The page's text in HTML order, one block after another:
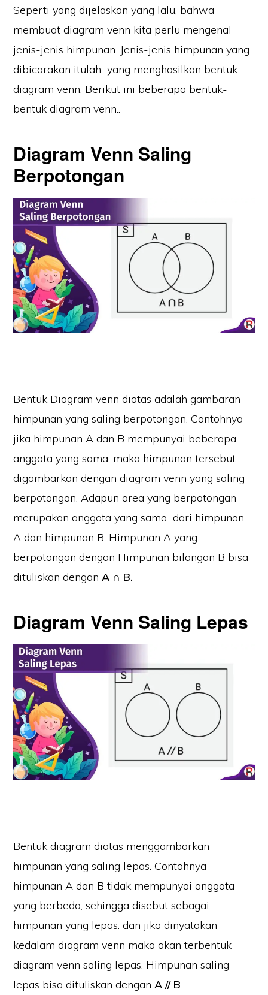
Seperti yang dijelaskan yang lalu, bahwa
membuat diagram venn kita perlu mengenal
jenis-jenis himpunan. Jenis-jenis himpunan yang
dibicarakan itulah yang menghasilkan bentuk
diagram venn. Berikut ini beberapa bentuk-
bentuk diagram venn..
Diagram Venn Saling
Berpotongan
Bentuk Diagram venn diatas adalah gambaran
himpunan yang saling berpotongan. Contohnya
jika himpunan A dan B mempunyai beberapa
anggota yang sama, maka himpunan tersebut
digambarkan dengan diagram venn yang saling
berpotongan. Adapun area yang berpotongan
merupakan anggota yang sama dari himpunan
A dan himpunan B. Himpunan A yang
berpotongan dengan Himpunan bilangan B bisa
dituliskan denganA ∩ B.
Diagram Venn Saling Lepas
Bentuk diagram diatas menggambarkan
himpunan yang saling lepas. Contohnya
himpunan A dan B tidak mempunyai anggota
yang berbeda, sehingga disebut sebagai
himpunan yang lepas. dan jika dinyatakan
kedalam diagram venn maka akan terbentuk
diagram venn saling lepas. Himpunan saling
lepas bisa dituliskan denganA // B.